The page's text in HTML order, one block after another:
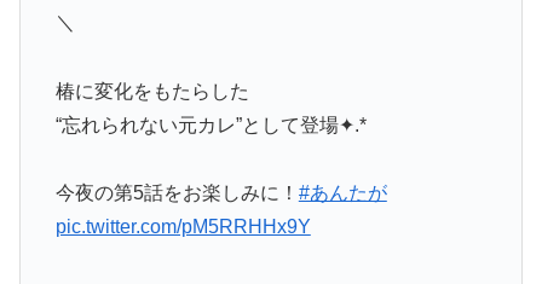
＼
椿に変化をもたらした
“忘れられない元カレ”として登場✦.*
今夜の第5話をお楽しみに！ #あんたが
pic.twitter.com/pM5RRHHx9Y